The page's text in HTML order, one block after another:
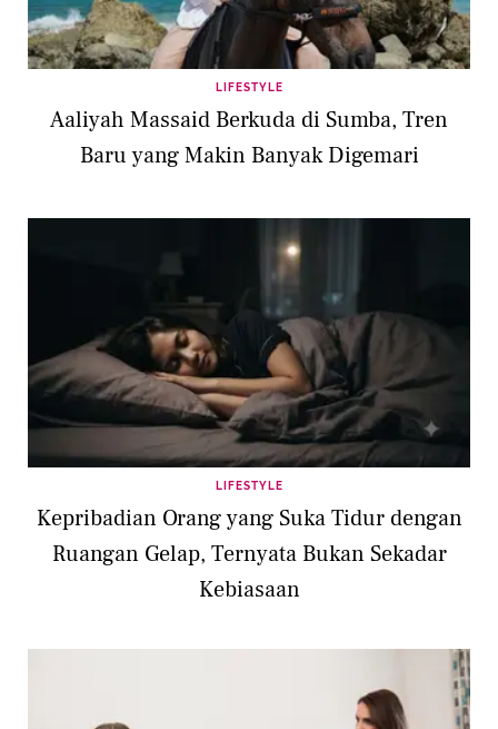
LIFESTYLE
Aaliyah Massaid Berkuda di Sumba, Tren
Baru yang Makin Banyak Digemari
LIFESTYLE
Kepribadian Orang yang Suka Tidur dengan
Ruangan Gelap, Ternyata Bukan Sekadar
Kebiasaan